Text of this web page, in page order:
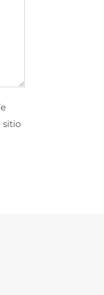
sitio